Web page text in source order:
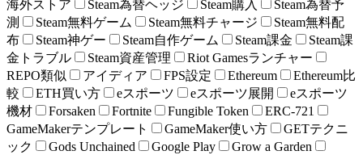
海外ストア
Steam為替ヘッジ Steam購入
Steam為替予
測
Steam無料ゲーム Steam無料チャージ
Steam無料配
布
Steam神ゲー Steam自作ゲーム Steam課金
Steam課
金トラブル
Steam資産管理
Riot Gamesランチャー
REPO類似
アイディア FPS設定 Ethereum
Ethereum比
較
ETH買い方 eスポーツ eスポーツ展開
eスポーツ
機材
Forsaken Fortnite Fungible Token
ERC-721
GameMakerテンプレート
GameMaker使い方
GETテクニ
ック
Gods Unchained Google Play
Grow a Garden